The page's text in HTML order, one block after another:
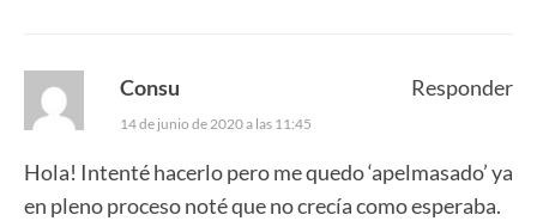
Consu
14 de junio de 2020 a las 11:45
Hola! Intenté hacerlo pero me quedo ‘apelmasado’ ya
en pleno proceso noté que no crecía como esperaba.
Responder